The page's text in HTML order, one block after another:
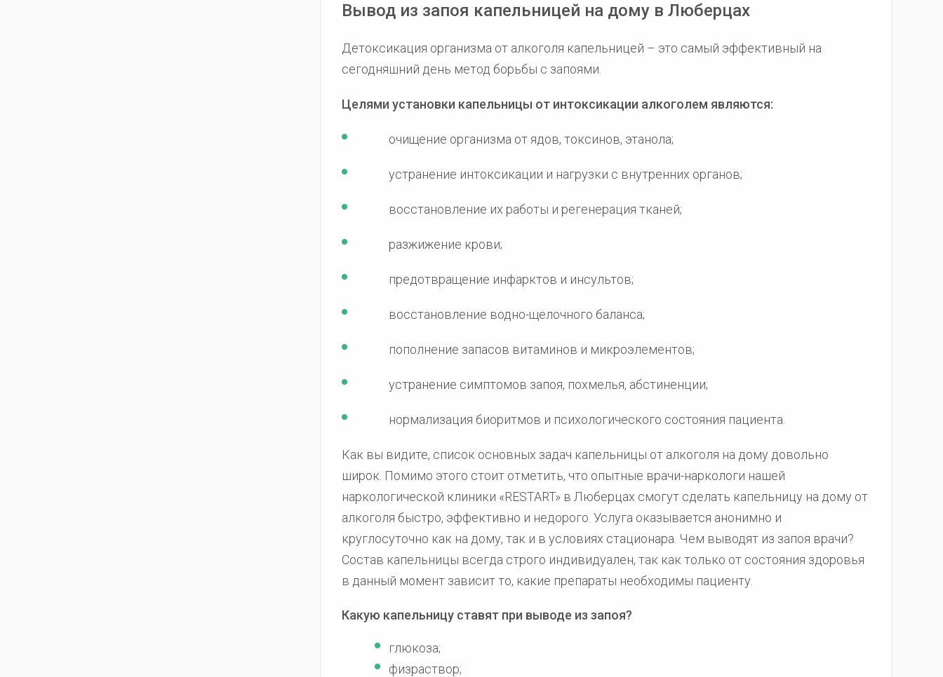
Вывод из запоя капельницей на дому в Люберцах
Детоксикация организма от алкоголя капельницей – это самый эффективный на
сегодняшний день метод борьбы с запоями.
Целями установки капельницы от интоксикации алкоголем являются:
очищение организма от ядов, токсинов, этанола;
устранение интоксикации и нагрузки с внутренних органов;
восстановление их работы и регенерация тканей;
разжижение крови;
предотвращение инфарктов и инсультов;
восстановление водно-щелочного баланса;
пополнение запасов витаминов и микроэлементов;
устранение симптомов запоя, похмелья, абстиненции;
нормализация биоритмов и психологического состояния пациента.
Как вы видите, список основных задач капельницы от алкоголя на дому довольно
широк. Помимо этого стоит отметить, что опытные врачи-наркологи нашей
наркологической клиники «RESTART» в Люберцах смогут сделать капельницу на дому от
алкоголя быстро, эффективно и недорого. Услуга оказывается анонимно и
круглосуточно как на дому, так и в условиях стационара. Чем выводят из запоя врачи?
Состав капельницы всегда строго индивидуален, так как только от состояния здоровья
в данный момент зависит то, какие препараты необходимы пациенту.
Какую капельницу ставят при выводе из запоя?
глюкоза;
физраствор;